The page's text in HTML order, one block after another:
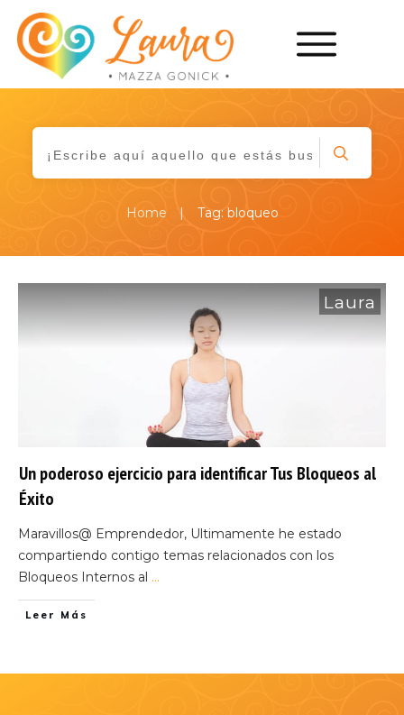
Home | Tag: bloqueo
Laura
Un poderoso ejercicio para identificar Tus Bloqueos al
Éxito
Maravillos@ Emprendedor, Ultimamente he estado
compartiendo contigo temas relacionados con los
Bloqueos Internos al ...
Leer Más